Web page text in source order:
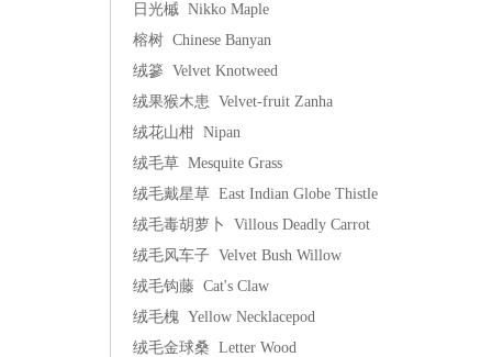
日光槭 Nikko Maple
榕树 Chinese Banyan
绒篸 Velvet Knotweed
绒果猴木患 Velvet-fruit Zanha
绒花山柑 Nipan
绒毛草 Mesquite Grass
绒毛戴星草 East Indian Globe Thistle
绒毛毒胡萝卜 Villous Deadly Carrot
绒毛风车子 Velvet Bush Willow
绒毛钩藤 Cat's Claw
绒毛槐 Yellow Necklacepod
绒毛金球桑 Letter Wood